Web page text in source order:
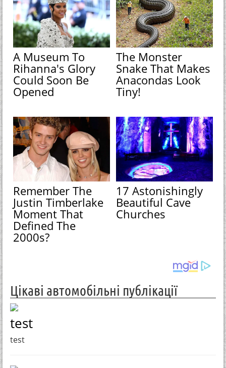
A Museum To
Rihanna's Glory
Could Soon Be
Opened
The Monster
Snake That Makes
Anacondas Look
Tiny!
Remember The
Justin Timberlake
Moment That
Defined The
2000s?
17 Astonishingly
Beautiful Cave
Churches
Цікаві автомобільні публікації
test
test